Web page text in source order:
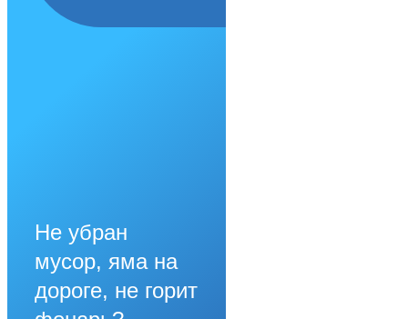
Не убран
мусор, яма на
дороге, не горит